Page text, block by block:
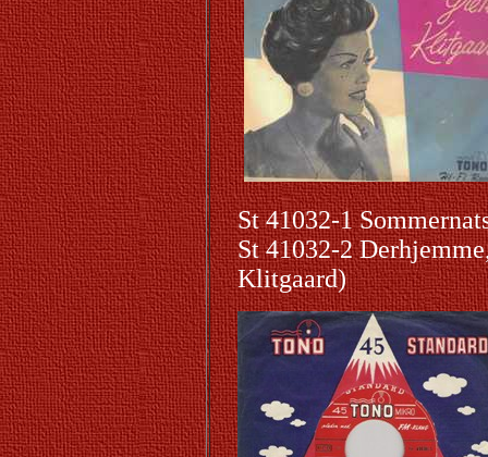
St 41032-1
St 41032-2
Klitgaard)